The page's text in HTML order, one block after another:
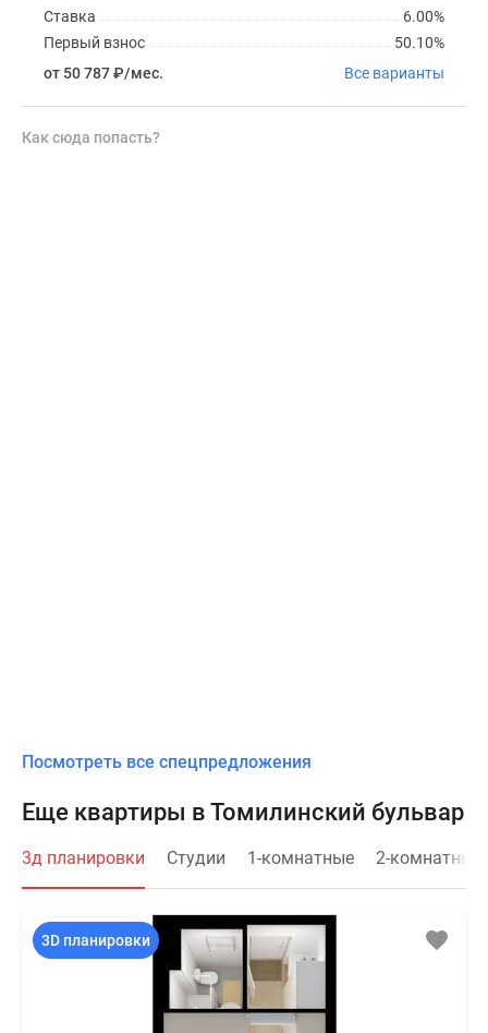
6.00%
Ставка
50.10%
Первый взнос
от 50 787₽/мес. Все варианты
Как сюда попасть?
Посмотреть все спецпредложения
Еще квартиры в Томилинский бульвар
3д планировки Студии 1-комнатные 2-комнатные
3D планировки